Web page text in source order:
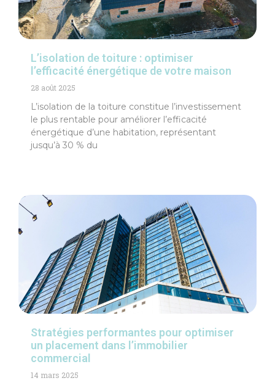
L’isolation de toiture : optimiser
l’efficacité énergétique de votre maison
28 août 2025
L’isolation de la toiture constitue l’investissement
le plus rentable pour améliorer l’efficacité
énergétique d’une habitation, représentant
jusqu’à 30 % du
Stratégies performantes pour optimiser
un placement dans l’immobilier
commercial
14 mars 2025